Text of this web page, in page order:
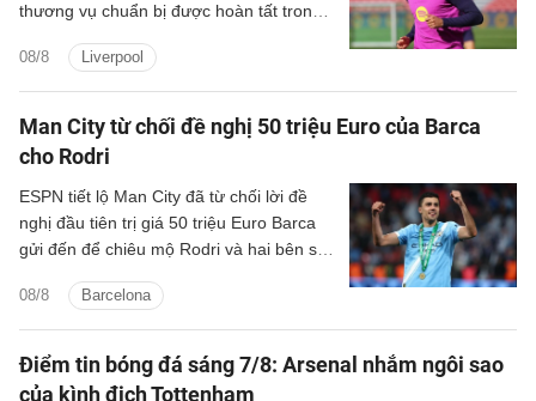
08/8 Liverpool
thương vụ chuẩn bị được hoàn tất trong
Man City từ chối đề nghị 50 triệu Euro của Barca
cho Rodri
08/8 Barcelona
ESPN tiết lộ Man City đã từ chối lời đề
nghị đầu tiên trị giá 50 triệu Euro Barca
gửi đến để chiêu mộ Rodri và hai bên sẽ
Điểm tin bóng đá sáng 7/8: Arsenal nhắm ngôi sao
của kình địch Tottenham